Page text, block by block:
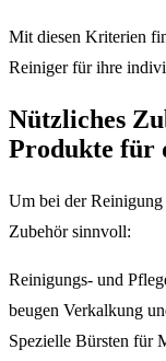
Mit diesen Kriterien
Reiniger für ihre
Nützliches
Produkte für
Um bei der
Zubehör sinnvoll:
Reinigungs- und
beugen Verkalkung
Spezielle Bürsten für